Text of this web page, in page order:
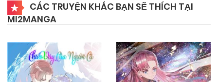
Chapter 32 14/04/2026
Chapter 31 14/04/2026
CÁC TRUYỆN KHÁC BẠN SẼ THÍCH TẠI
MI2MANGA